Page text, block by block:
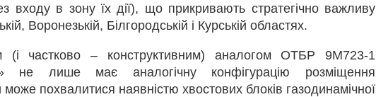
в зону їх дії), що прикривають стратегічно важливу
Воронезькій, Білгородській і Курській областях.
(і частково – конструктивним) аналогом ОТБР 9М723-1
не лише має аналогічну конфігурацію розміщення
похвалитися наявністю хвостових блоків газодинамічної